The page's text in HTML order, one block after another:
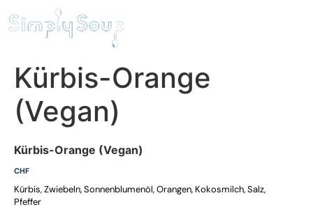
Kürbis-Orange
(Vegan)
Kürbis-Orange (Vegan)
CHF
Kürbis, Zwiebeln, Sonnenblumenöl, Orangen, Kokosmilch, Salz,
Pfeffer